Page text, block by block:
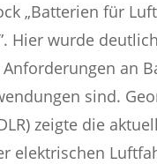
„Batterien für
Hier wurde
an
sind.
zeigte die
elektrischen